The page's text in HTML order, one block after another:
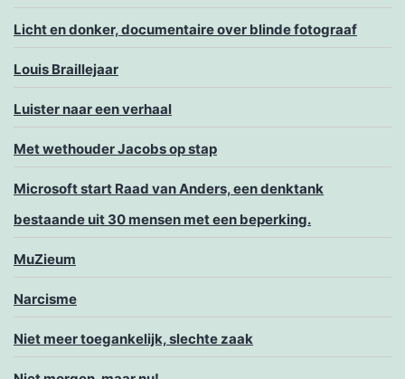
Licht en donker, documentaire over blinde fotograaf
Louis Braillejaar
Luister naar een verhaal
Met wethouder Jacobs op stap
Microsoft start Raad van Anders, een denktank
bestaande uit 30 mensen met een beperking.
MuZieum
Narcisme
Niet meer toegankelijk, slechte zaak